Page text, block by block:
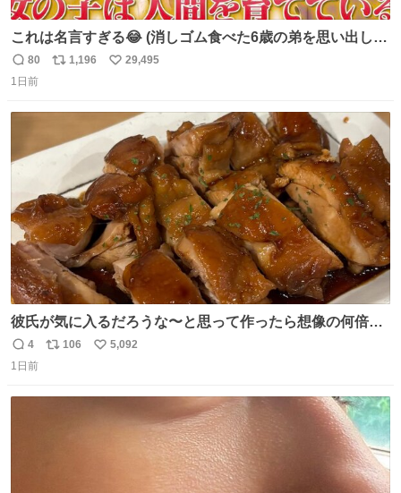
これは名言すぎる😂 (消しゴム食べた6歳の弟を思い出しな
がら)
返
信
80
リ
数
1,196
い
数
29,495
1日前
彼氏が気に入るだろうな〜と思って作ったら想像の何倍も
美味しい美味しい言ってくれて嬉しい
返
信
4
リ
106
い
5,092
1日前